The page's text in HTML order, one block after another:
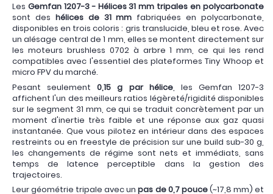
Les Gemfan 1207-3 - Hélices 31 mm tripales en polycarbonate
sont des hélices de 31 mm fabriquées en polycarbonate,
disponibles en trois coloris : gris translucide, bleu et rose. Avec
un alésage central de 1 mm, elles se montent directement sur
les moteurs brushless 0702 à arbre 1 mm, ce qui les rend
compatibles avec l'essentiel des plateformes Tiny Whoop et
micro FPV du marché.
Pesant seulement0,15 g par hélice, les Gemfan 1207-3
affichent l'un des meilleurs ratios légèreté/rigidité disponibles
sur le segment 31 mm, ce qui se traduit concrètement par un
moment d'inertie très faible et une réponse aux gaz quasi
instantanée. Que vous pilotez en intérieur dans des espaces
restreints ou en freestyle de précision sur une build sub-30 g,
les changements de régime sont nets et immédiats, sans
temps de latence perceptible dans la gestion des
trajectoires.
Leur géométrie tripale avec unpas de 0,7 pouce(~17,8 mm) et